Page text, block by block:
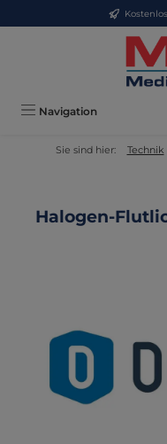
Zum Hauptinhalt springen
Navigation
Sie sind hier: Technik
Halogen-